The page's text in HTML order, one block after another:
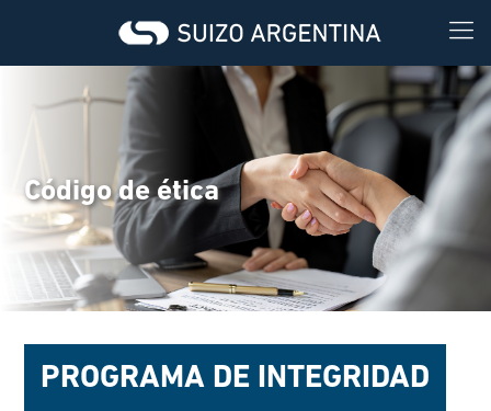
Código de ética
PROGRAMA DE INTEGRIDAD